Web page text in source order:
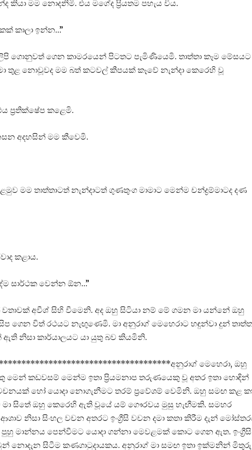
කියා මම නොදනිමි. එය මගේද ප්‍රියතම පහැය විය.
කාලා ඉන්න…”
ගොනුවත් ගෙන කාමරයෙන් පිටතට පැමිණියෙමි. තාත්තා කෑම මේසයට
තුළ නොවූවද මම බත් කටවල් කීපයක් කෑවේ නැන්දා කෙරෙහි වූ
ප්‍රතික්ෂේප කළෙමි.
අදහසින් මම කීවෙමි.
මම තාත්තාටත් නැන්දාටත් ගුණතුංග මාමාට මෙන්ම චන්ද්‍රම්මාටද දණ
කළාය.
සාර්ථක වෙන්න ඕන…”
අවීශ් සිහි වීමෙනි. අද ඔහු සිටියා නම් මේ ගමන මා යන්නේ ඔහු
ගෙන විත් රථයට නැඟුණෙමි. මා අනුරාග් මෙහෙරාට හඳුන්වා දුන්
නිසා කාර්යාලයට යා යුතු බව කියමිනි.
මෙහෙරා, ඔහු
කඩවසම් මෙන්ම ඉතා ප්‍රියමනාප තරුණයෙකු වූ අතර ඉතා හොඳින්
වචනයක් හෝ යොදා නොගැනීමට තරම් ප්‍රවේශම් වෙමිනි. ඔහු සමඟ කළ
සිතේ ඔහු කෙරෙහි ඇති වූයේ යම් ගෞරවය මුසු හැඟීමකි. සමහර
නිසා සිංහල වචන අතරට ඉංග්‍රීසි වචන දමා කතා කිරීම දැන්
මාන්නය පෙන්වීමට යොදා ගන්නා මෙවළමක් කොට ගෙන ඇත. ඉංග්‍රීසි
සිටීම කණගාටුදායකය. අනුරාග් මා සමඟ ඉතා ඉක්මනින් මිතුරු